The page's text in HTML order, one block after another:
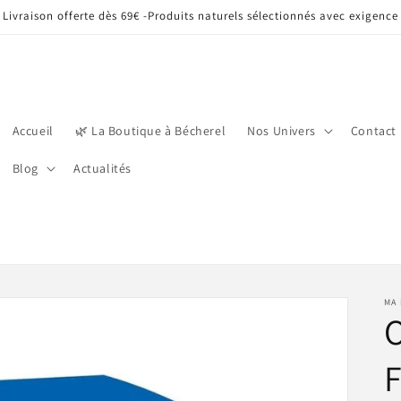
Livraison offerte dès 69€ -Produits naturels sélectionnés avec exigence
Accueil 🌿 La Boutique à Bécherel Nos Univers Contact
Blog Actualités
MA